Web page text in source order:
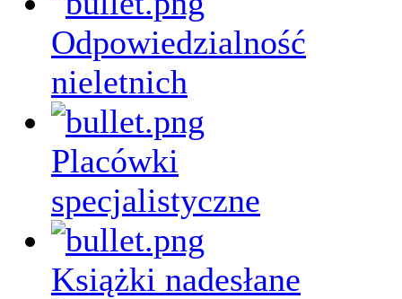
Odpowiedzialność
nieletnich
Placówki
specjalistyczne
Książki nadesłane